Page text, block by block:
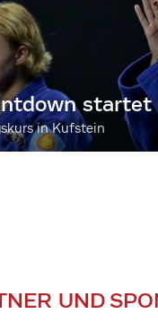
startet
in Kufstein
UND